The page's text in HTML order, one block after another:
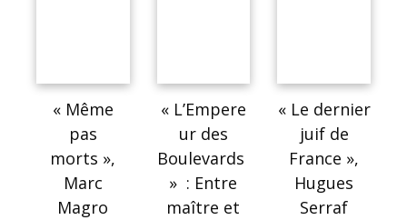
« Même
pas
morts »,
Marc
Magro
« L’Empere
ur des
Boulevards
» : Entre
maître et
« Le dernier
juif de
France »,
Hugues
Serraf